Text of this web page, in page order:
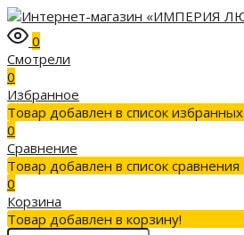
0
Смотрели
0
Избранное
Товар добавлен в список избранных
0
Сравнение
Товар добавлен в список сравнения
0
Корзина
Товар добавлен в корзину!